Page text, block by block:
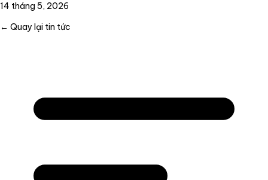
14 tháng 5, 2026
← Quay lại tin tức